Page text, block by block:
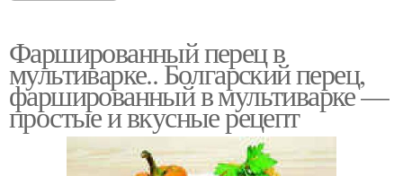
Фаршированный перец в
мультиварке.. Болгарский перец,
фаршированный в мультиварке —
простые и вкусные рецепт